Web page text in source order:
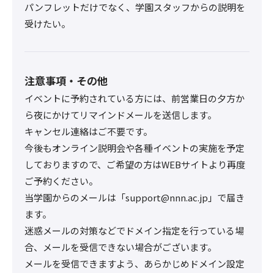
パンフレットだけでなく、学園スタッフからの説明を
受けたい。
注意事項・その他
イベントに予約されている方には、前営業日の夕方か
ら夜にかけてリマインドメールを送信します。
キャンセル連絡はご不要です。
今後もオンライン説明会や各種イベントの実施を予定
しておりますので、ご希望の方はWEBサイトより再度
ご予約ください。
当学園からのメールは「support@nnn.ac.jp」で届き
ます。
迷惑メールの対策などでドメイン指定を行っている場
合、メールを受信できない場合がございます。
メールを受信できますよう、あらかじめドメイン設定